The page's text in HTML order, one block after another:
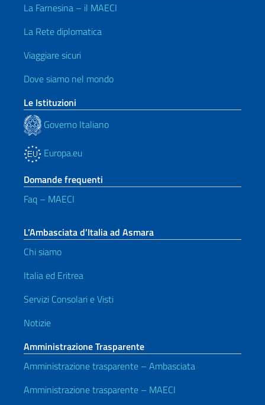
La Farnesina – il MAECI
La Rete diplomatica
Viaggiare sicuri
Dove siamo nel mondo
Le Istituzioni
Governo Italiano
Europa.eu
Domande frequenti
Faq – MAECI
L’Ambasciata d’Italia ad Asmara
Chi siamo
Italia ed Eritrea
Servizi Consolari e Visti
Notizie
Amministrazione Trasparente
Amministrazione trasparente – Ambasciata
Amministrazione trasparente – MAECI